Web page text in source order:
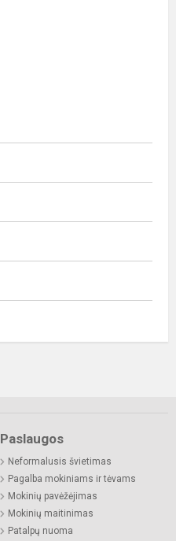
Paslaugos
Neformalusis švietimas
Pagalba mokiniams ir tėvams
Mokinių pavėžėjimas
Mokinių maitinimas
Patalpų nuoma